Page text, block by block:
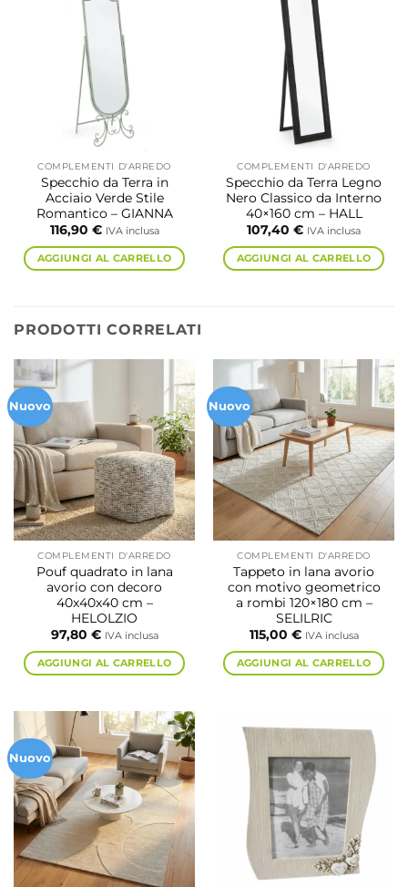
COMPLEMENTI D'ARREDO
Specchio da Terra in
Acciaio Verde Stile
Romantico – GIANNA
116,90 € IVA inclusa
AGGIUNGI AL CARRELLO
COMPLEMENTI D'ARREDO
Specchio da Terra Legno
Nero Classico da Interno
40×160 cm – HALL
107,40 € IVA inclusa
AGGIUNGI AL CARRELLO
PRODOTTI CORRELATI
Nuovo
COMPLEMENTI D'ARREDO
Pouf quadrato in lana
avorio con decoro
40x40x40 cm –
HELOLZIO
97,80 € IVA inclusa
AGGIUNGI AL CARRELLO
Nuovo
COMPLEMENTI D'ARREDO
Tappeto in lana avorio
con motivo geometrico
a rombi 120×180 cm –
SELILRIC
115,00 € IVA inclusa
AGGIUNGI AL CARRELLO
Nuovo